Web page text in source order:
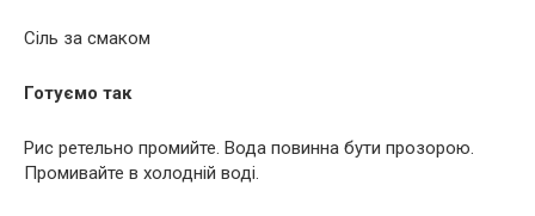
Сіль за смаком
Готуємо так
Рис ретельно промийте. Вода повинна бути прозорою.
Промивайте в холодній воді.